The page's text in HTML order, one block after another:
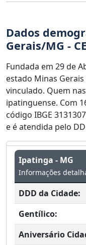
Dados
Gerais/MG -
Fundada em 29 de
estado Minas Gerais
vinculado. Quem
ipatinguense. Com
código IBGE
e é atendida pelo
Ipatinga - MG
Informações
DDD da Cidade:
Gentílico:
Aniversário